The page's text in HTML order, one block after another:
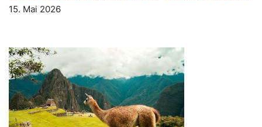
15. Mai 2026